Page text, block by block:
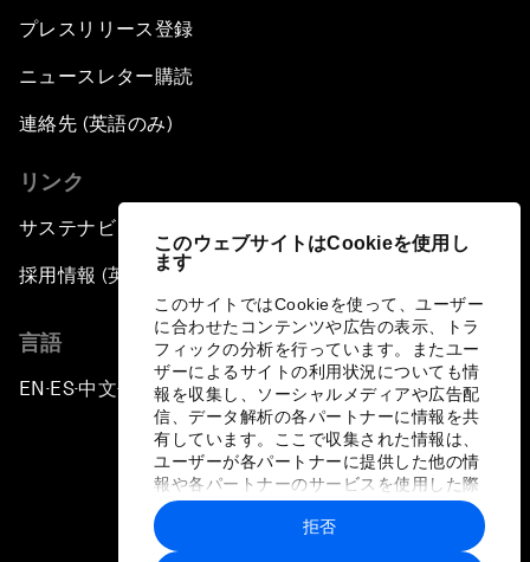
このウェブサイトはCookieを使用し
ます
このサイトではCookieを使って、ユーザー
に合わせたコンテンツや広告の表示、トラ
フィックの分析を行っています。またユー
ザーによるサイトの利用状況についても情
報を収集し、ソーシャルメディアや広告配
信、データ解析の各パートナーに情報を共
有しています。ここで収集された情報は、
ユーザーが各パートナーに提供した他の情
報や各パートナーのサービスを使用した際
に収集された情報と組み合わされ、各パー
トナーによって使用されることがありま
す。
拒否
プレスリリース登録
ニュースレター購読
連絡先 (英語のみ)
リンク
サステナビリティへの取り組み
採用情報 (英語のみ)
言語
EN ▪ES▪中文▪ 日本語
プライバシーポリシーと利用規約